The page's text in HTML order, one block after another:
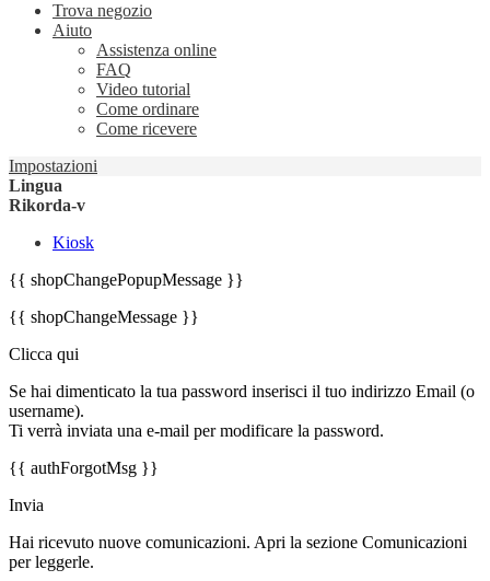
Trova negozio
Aiuto
Assistenza online
FAQ
Video tutorial
Come ordinare
Come ricevere
Impostazioni
Lingua
Rikorda-v
Kiosk
{{ shopChangePopupMessage }}
{{ shopChangeMessage }}
Clicca qui
Se hai dimenticato la tua password inserisci il tuo indirizzo Email (o
username).
Ti verrà inviata una e-mail per modificare la password.
{{ authForgotMsg }}
Invia
Hai ricevuto nuove comunicazioni. Apri la sezione Comunicazioni
per leggerle.